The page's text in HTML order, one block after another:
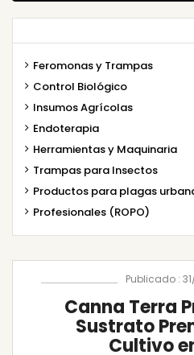
Feromonas y Trampas
Control Biológico
Insumos Agrícolas
Endoterapia
Herramientas y Maquinaria
Trampas para Insectos
Productos para plagas
Profesionales (ROPO)
Publicado :
Canna Terra
Sustrato
Cultivo